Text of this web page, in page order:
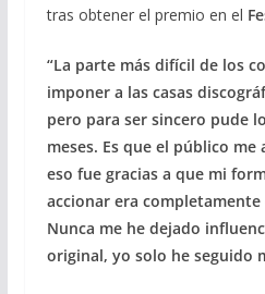
tras obtener el premio en el
“La parte más difícil de los
imponer a las casas
pero para ser sincero pude
meses. Es que el público
eso fue gracias a que mi
accionar era
Nunca me he dejado
original, yo solo he seguido